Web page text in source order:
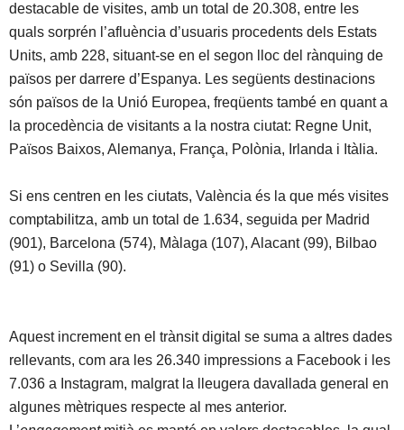
destacable de visites, amb un total de 20.308, entre les
quals sorprén l’afluència d’usuaris procedents dels Estats
Units, amb 228, situant-se en el segon lloc del rànquing de
països per darrere d’Espanya. Les següents destinacions
són països de la Unió Europea, freqüents també en quant a
la procedència de visitants a la nostra ciutat: Regne Unit,
Països Baixos, Alemanya, França, Polònia, Irlanda i Itàlia.
Si ens centren en les ciutats, València és la que més visites
comptabilitza, amb un total de 1.634, seguida per Madrid
(901), Barcelona (574), Màlaga (107), Alacant (99), Bilbao
(91) o Sevilla (90).
Aquest increment en el trànsit digital se suma a altres dades
rellevants, com ara les 26.340 impressions a Facebook i les
7.036 a Instagram, malgrat la lleugera davallada general en
algunes mètriques respecte al mes anterior.